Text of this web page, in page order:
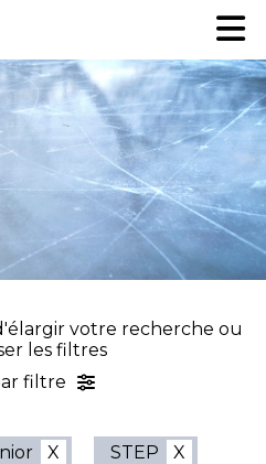
contacter
votre recherche ou
les filtres
filtre
STEP
contacter